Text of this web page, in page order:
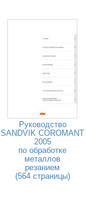
Руководство
SANDVIK COROMANT
2005
по обработке
металлов
резанием
(564 страницы)